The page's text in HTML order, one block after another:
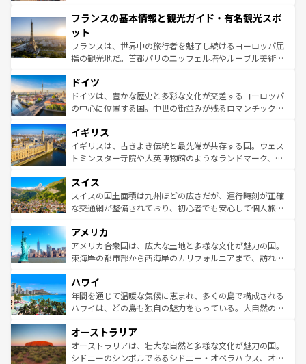
ませてくれるイタリアで、忘れられない旅をしてみよう！
なお、新着のイタリア情報は
しい。
文化が根付くこの国では、情熱的なフラメンコ、熱気あふ
れる闘牛、そして美味しいタパスが生活の一部となってい
る。首都マドリードの洗練された雰囲気や、バルセロナの
アートに溢れた街角から、地方では古代ローマ遺跡や中世
せる。地方によって風土や気候が異なるスペインはその個
性で訪れる人を魅了する。 なお、新着のスペイン情報は コ
ンテンツ一覧を参照してほしい。
フランスの基本情報と観光ガイド・有名観光スポ
ット
フランスは、世界中の旅行者を魅了し続けるヨーロッパ屈
指の観光地だ。首都パリのエッフェル塔やルーブル美術館
で、幅広い魅力が詰まっている。華麗な宮殿、歴史的な大
聖堂、美しいビーチ、そして豊かな自然が、訪れる者を心
から魅了する。また、フランスは美食の国としても知ら
いる。シャンパンの発祥地であるランス、プロヴァンスの
香り高いラベンダー畑など、多彩な楽しみ方が可能だ。さ
らに、パリ以外の地域にも魅力が溢れており、どの街角に
れる地方に足を運ぶとそれぞれで全く異なる文化を体験で
きるだろう。 なお、新着のフランス情報はコンテンツ一覧
を参照してほしい。
ドイツ
ドイツは、豊かな歴史と多彩な文化が交差するヨーロッパ
の中心に位置する国。中世の街並みが残るロマンチック街
顔を持つこの国は、どこを歩いても飽きることがない。ベ
ルリンの文化的活気、バイエルン州のアルプスの絶景、そ
してライン川沿いのワイン畑といった風景は必見。ビール
は、お酒好きな人にはぜひ体験してほしい。 なお、新着の
ドイツ情報はコンテンツ一覧を参照してほしい。
イギリス
イギリスは、古きよき伝統と最先端が共存する国。ウェス
トミンスター寺院や大英博物館のようなランドマーク、歴
リアごとに異なる魅力がある。また、優雅なアフタヌーン
ティー、ビール好きにはたまらない英国パブ、サッカー観
戦など、本場だからこそできる体験も豊富。イギリスを旅
ンツ一覧を参照してほしい。
スイス
スイスの国土面積は九州ほどの広さだが、運行時刻が正確
な交通網が整備されており、初心者でも安心して個人旅行
の建物がそのまま残る町や、スイスならではのユニークな
博物館もあり、アルプス観光だけでなく町歩きも満喫する
ことができる。国民の所得が高いため物価も高いが、旅行
ば市内交通費無料で観光を楽しむこともできる。 なお、新
着のスイス情報はコンテンツ一覧 を参照してほしい。
アメリカ
アメリカ合衆国は、広大な土地と多様な文化が魅力の国。
東海岸の都市部から西海岸のカリフォルニアまで、訪れる
のような巨大都市は、観光、ショッピング、エンターテイ
ンメントが詰まった刺激的なスポットだ。一方、アメリカ
西部には大自然が広がり、グランドキャニオンやイエロー
部のニューオーリンズでは、音楽と美食が融合した独特の
文化が魅力。旅行者はアメリカの各地域で異なる魅力を楽
しみながら、その多様性と豊かな歴史を感じることができ
ハワイ
年間を通じて温暖な気候に恵まれ、多くの島で構成される
ハワイは、どの島も独自の魅力をもっている。大自然の神
ワイ島は見逃せない。また、定番の観光地といえばオアフ
島だが、静かな自然を求めるならマウイ島やカウアイ島が
おすすめ。エメラルドグリーンに輝く海をはじめ、豊かな
オーストラリア
オーストラリアは、壮大な自然と多様な文化が魅力の国。
シドニーのシンボルであるシドニー・オペラハウス、オー